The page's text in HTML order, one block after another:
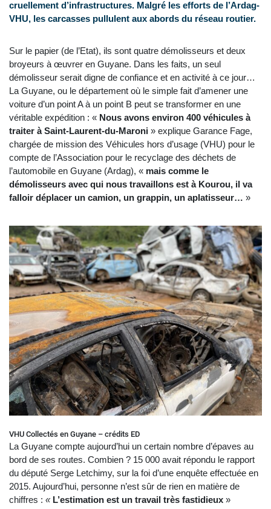
cruellement d’infrastructures. Malgré les efforts de l’Ardag-
VHU, les carcasses pullulent aux abords du réseau routier.
Sur le papier (de l’Etat), ils sont quatre démolisseurs et deux
broyeurs à œuvrer en Guyane. Dans les faits, un seul
démolisseur serait digne de confiance et en activité à ce jour…
La Guyane, ou le département où le simple fait d’amener une
voiture d’un point A à un point B peut se transformer en une
véritable expédition : « Nous avons environ 400 véhicules à
traiter à Saint-Laurent-du-Maroni » explique Garance Fage,
chargée de mission des Véhicules hors d’usage (VHU) pour le
compte de l’Association pour le recyclage des déchets de
l’automobile en Guyane (Ardag), « mais comme le
démolisseurs avec qui nous travaillons est à Kourou, il va
falloir déplacer un camion, un grappin, un aplatisseur… »
VHU Collectés en Guyane – crédits ED
La Guyane compte aujourd’hui un certain nombre d’épaves au
bord de ses routes. Combien ? 15 000 avait répondu le rapport
du député Serge Letchimy, sur la foi d’une enquête effectuée en
2015. Aujourd’hui, personne n’est sûr de rien en matière de
chiffres : « L’estimation est un travail très fastidieux »